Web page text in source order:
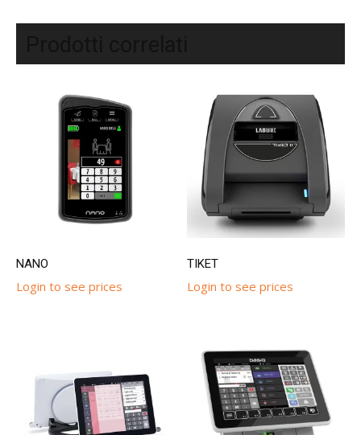
NANO
Login to see prices
TIKET
Login to see prices